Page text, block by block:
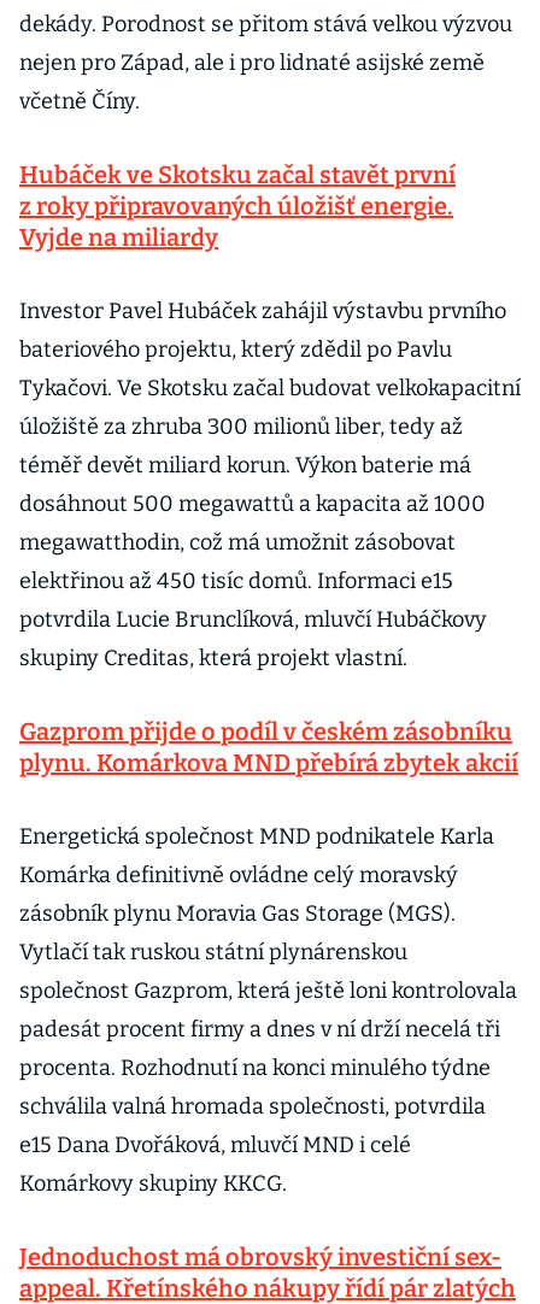
dekády. Porodnost se přitom stává velkou výzvou
nejen pro Západ, ale i pro lidnaté asijské země
včetně Číny.
Hubáček ve Skotsku začal stavět první
z roky připravovaných úložišť energie.
Vyjde na miliardy
Investor Pavel Hubáček zahájil výstavbu prvního
bateriového projektu, který zdědil po Pavlu
Tykačovi. Ve Skotsku začal budovat velkokapacitní
úložiště za zhruba 300 milionů liber, tedy až
téměř devět miliard korun. Výkon baterie má
dosáhnout 500 megawattů a kapacita až 1000
megawatthodin, což má umožnit zásobovat
elektřinou až 450 tisíc domů. Informaci e15
potvrdila Lucie Brunclíková, mluvčí Hubáčkovy
skupiny Creditas, která projekt vlastní.
Gazprom přijde o podíl v českém zásobníku
plynu. Komárkova MND přebírá zbytek akcií
Energetická společnost MND podnikatele Karla
Komárka definitivně ovládne celý moravský
zásobník plynu Moravia Gas Storage (MGS).
Vytlačí tak ruskou státní plynárenskou
společnost Gazprom, která ještě loni kontrolovala
padesát procent firmy a dnes v ní drží necelá tři
procenta. Rozhodnutí na konci minulého týdne
schválila valná hromada společnosti, potvrdila
e15 Dana Dvořáková, mluvčí MND i celé
Komárkovy skupiny KKCG.
Jednoduchost má obrovský investiční sex-
appeal. Křetínského nákupy řídí pár zlatých